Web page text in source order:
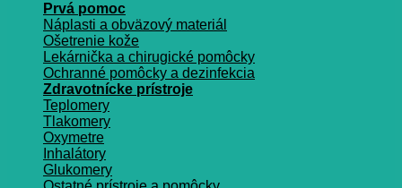
Prvá pomoc
Náplasti a obväzový materiál
Ošetrenie kože
Lekárnička a chirugické pomôcky
Ochranné pomôcky a dezinfekcia
Zdravotnícke prístroje
Teplomery
Tlakomery
Oxymetre
Inhalátory
Glukomery